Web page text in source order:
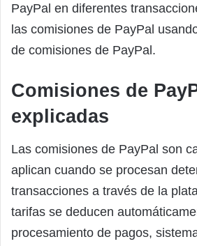
PayPal en diferentes
las comisiones de PayPal
de comisiones de PayPal.
Comisiones de
explicadas
Las comisiones de PayPal son
aplican cuando se procesan
transacciones a través de la
tarifas se deducen
procesamiento de pagos,